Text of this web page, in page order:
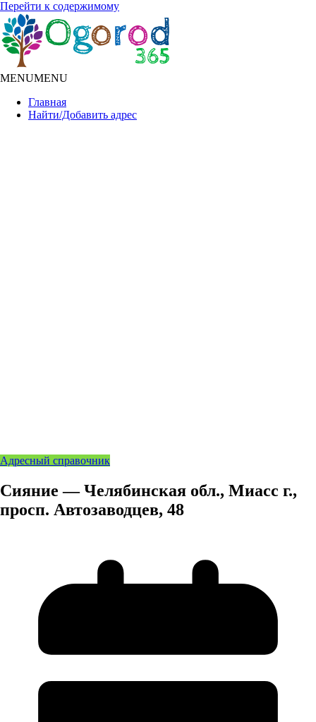
Перейти к содержимому
MENUMENU
Главная
Найти/Добавить адрес
Адресный справочник
Сияние — Челябинская обл., Миасс г.,
просп. Автозаводцев, 48